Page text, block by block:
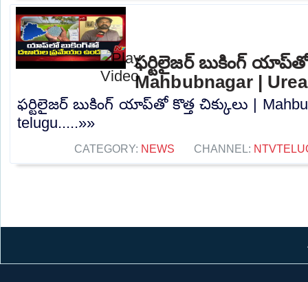
ఫర్టిలైజర్ బుకింగ్ యాప్‌తో
Mahbubnagar |
ఫర్టిలైజర్ బుకింగ్ యాప్‌తో కొత్త చిక్కులు |
telugu.....»»
CATEGORY: NEWS CHANNEL: